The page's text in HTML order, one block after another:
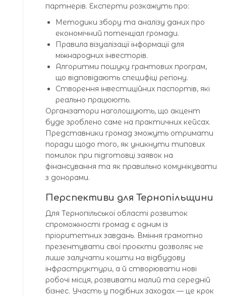
партнерів. Експерти розкажуть про:
Методики збору та аналізу даних про
економічний потенціал громади.
Правила візуалізації інформації для
міжнародних інвесторів.
Алгоритми пошуку грантових програм,
що відповідають специфіці регіону.
Створення інвестиційних паспортів, які
реально працюють.
Організатори наголошують, що акцент
буде зроблено саме на практичних кейсах.
Представники громад зможуть отримати
поради щодо того, як уникнути типових
помилок при підготовці заявок на
фінансування та як правильно комунікувати
з донорами.
Перспективи для Тернопільщини
Для Тернопільської області розвиток
спроможності громад є одним із
пріоритетних завдань. Вміння грамотно
презентувати свої проєкти дозволяє не
лише залучати кошти на відбудову
інфраструктури, а й створювати нові
робочі місця, розвивати малий та середній
бізнес. Участь у подібних заходах — це крок